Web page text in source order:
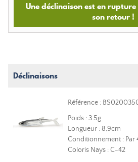
Une déclinaison est en
son retour !
Déclinaisons
Référence :
Poids : 3.5g
Longueur : 8,9cm
Conditionnement : Par
Coloris Nays : C-42